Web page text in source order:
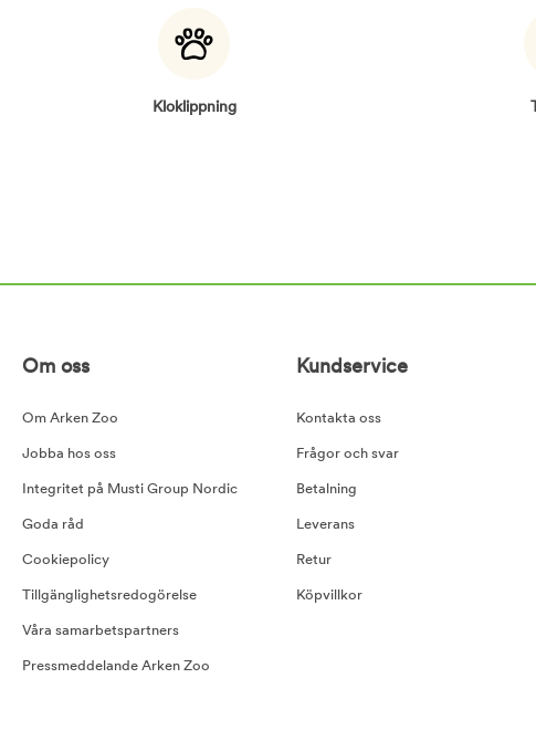
Kloklippning
Om oss
Om Arken Zoo
Jobba hos oss
Integritet på Musti Group Nordic
Goda råd
Cookiepolicy
Tillgänglighetsredogörelse
Våra samarbetspartners
Pressmeddelande Arken Zoo
Kundservice
Kontakta oss
Frågor och svar
Betalning
Leverans
Retur
Köpvillkor